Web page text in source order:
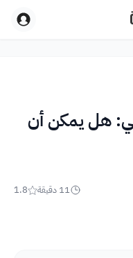
هل يمكن أن
11 دقيقة 1.8